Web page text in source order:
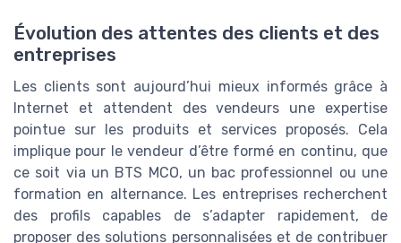
Évolution des attentes des clients et des
entreprises
Les clients sont aujourd’hui mieux informés grâce à
Internet et attendent des vendeurs une expertise
pointue sur les produits et services proposés. Cela
implique pour le vendeur d’être formé en continu, que
ce soit via un BTS MCO, un bac professionnel ou une
formation en alternance. Les entreprises recherchent
des profils capables de s’adapter rapidement, de
proposer des solutions personnalisées et de contribuer